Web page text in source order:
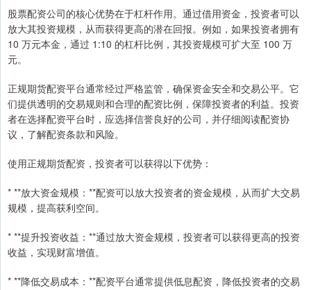
股票配资公司的核心优势在于杠杆作用。通过借用资金，投资者可以
放大其投资规模，从而获得更高的潜在回报。例如，如果投资者拥有
10 万元本金，通过 1:10 的杠杆比例，其投资规模可扩大至 100 万
元。
正规期货配资平台通常经过严格监管，确保资金安全和交易公平。它
们提供透明的交易规则和合理的配资比例，保障投资者的利益。投资
者在选择配资平台时，应选择信誉良好的公司，并仔细阅读配资协
议，了解配资条款和风险。
使用正规期货配资，投资者可以获得以下优势：
* **放大资金规模：**配资可以放大投资者的资金规模，从而扩大交易
规模，提高获利空间。
* **提升投资收益：**通过放大资金规模，投资者可以获得更高的投资
收益，实现财富增值。
* **降低交易成本：**配资平台通常提供低息配资，降低投资者的交易